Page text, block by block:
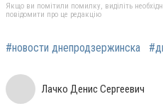
Якщо ви помітили помилку, виділіть
повідомити про це редакцію
#новости днепродзержинска
Лачко Денис Сергеевич